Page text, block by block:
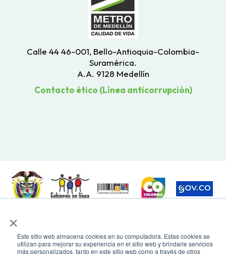
×
Este sitio web almacena cookies en su computadora. Estas cookies se
utilizan para mejorar su experiencia en el sitio web y brindarle servicios
más personalizados, tanto en este sitio web como a través de otros
Calle 44 46-001, Bello-Antioquia-Colombia-
Suramérica.
A.A. 9128 Medellín
Contacto ético (Línea anticorrupción)
pantalla de 1024 x 768. Para mayor compatibilidad, utilizar microsoft
Edge, Google Chrome o Mozilla Firefox